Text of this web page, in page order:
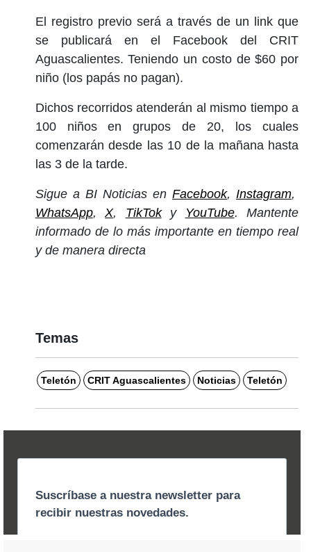
El registro previo será a través de un link que
se publicará en el Facebook del CRIT
Aguascalientes. Teniendo un costo de $60 por
niño (los papás no pagan).
Dichos recorridos atenderán al mismo tiempo a
100 niños en grupos de 20, los cuales
comenzarán desde las 10 de la mañana hasta
las 3 de la tarde.
Sigue a BI Noticias en Facebook, Instagram,
WhatsApp,X, TikToky YouTube. Mantente
informado de lo más importante en tiempo real
y de manera directa
Temas
Teletón CRIT Aguascalientes Noticias Teletón